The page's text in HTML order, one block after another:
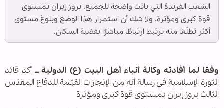
الشعب الفريدة التي باتت واضحة للجميع، بروز إيران بمستوى
قوة كبرى ومؤثرة. ولا شك أن استمرار هذا الوضع وبلوغ مستوى
أكثر تطلّعًا منه يرتبط ارتباطًا مباشرًا بقضية السكان.
وفقا لما أفادته وكالة أنباء أهل البيت (ع) الدولية ــأكد قائد
الثورة الإسلامية في رسالة أنه من الإنجازات القيّمة للدفاع المقدّس
الثالث بروز إيران بمستوى قوة كبرى ومؤثرة